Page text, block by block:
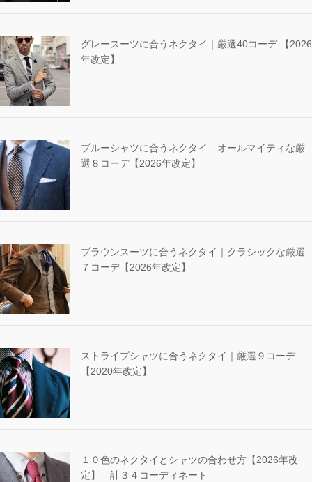
グレースーツに合うネクタイ｜厳選40コーデ 【2026
年改定】
ブルーシャツに合うネクタイ オールマイティな厳
選８コーデ【2026年改定】
ブラウンスーツに合うネクタイ｜クラシックな厳選
７コーデ【2026年改定】
ストライプシャツに合うネクタイ｜厳選９コーデ
【2020年改定】
１０色のネクタイとシャツの合わせ方【2026年改
定】 計３４コーディネート